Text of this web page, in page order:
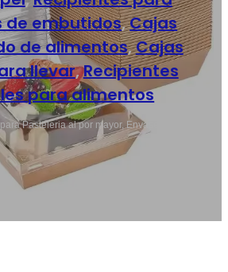
de embutidos,Cajas
de alimentos,Cajas
llevar,Recipientes
para alimentos
para Pasteleria al por mayor, Envases para